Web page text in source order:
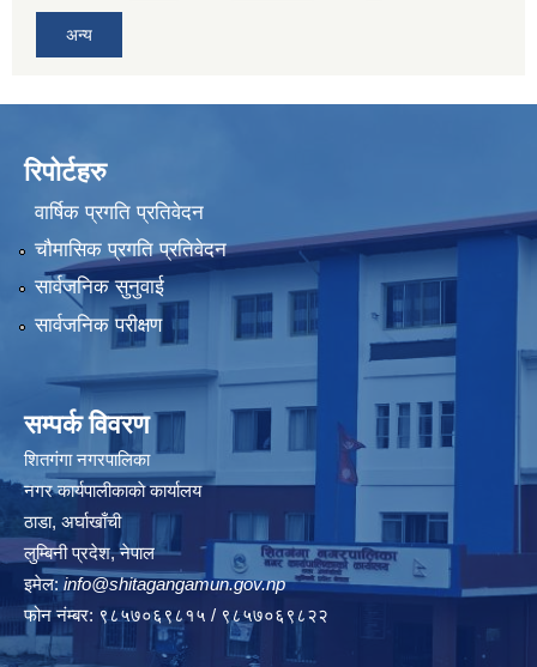
अन्य
रिपोर्टहरु
वार्षिक प्रगति प्रतिवेदन
चौमासिक प्रगति प्रतिवेदन
सार्वजनिक सुनुवाई
सार्वजनिक परीक्षण
सम्पर्क विवरण
शितगंगा नगरपालिका
नगर कार्यपालीकाकाे कार्यालय
ठाडा, अर्घाखाँची
लुम्बिनी प्रदेश, नेपाल
इमेल: info@shitagangamun.gov.np
फोन नंम्बर: ९८५७०६९८१५ / ९८५७०६९८२२